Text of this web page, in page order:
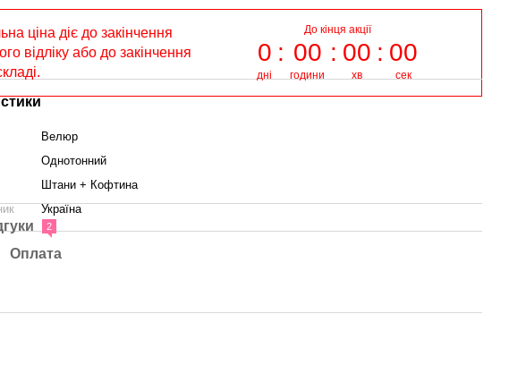
ціна діє до закінчення
відліку або до закінчення
До кінця акції
0
дні
00
години
00
хв
00
сек
Велюр
Однотонний
Штани + Кофтина
Україна
2
Оплата